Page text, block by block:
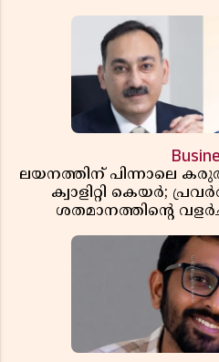
ലയനത്തിന് പിന്നാലെ
ക്വാളിറ്റി കെയർ;
ശതമാനത്തിൻ്റെ